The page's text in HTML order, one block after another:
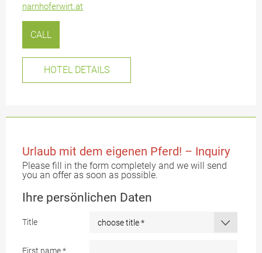
narnhoferwirt.at
CALL
HOTEL DETAILS
Urlaub mit dem eigenen Pferd! – Inquiry
Please fill in the form completely and we will send
you an offer as soon as possible.
Ihre persönlichen Daten
Title
First name*